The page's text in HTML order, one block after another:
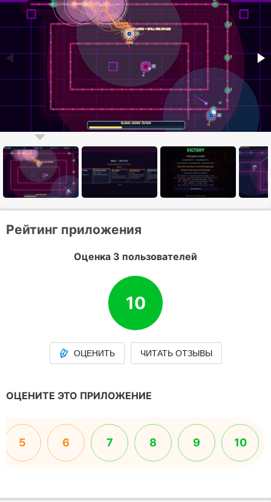
Рейтинг приложения
Оценка 3 пользователей
10
ОЦЕНИТЬ ЧИТАТЬ ОТЗЫВЫ
ОЦЕНИТЕ ЭТО ПРИЛОЖЕНИЕ
5 6 7 8 9 10